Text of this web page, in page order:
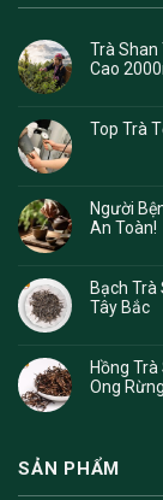
Trà Shan
Cao
Top Trà
Người
An Toàn!
Bạch Trà
Tây Bắc
Hồng
Ong
SẢN PHẨM